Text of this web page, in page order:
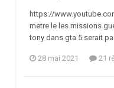
https://
metre le les missions
tony dans gta 5 serait
28 mai 2021 21